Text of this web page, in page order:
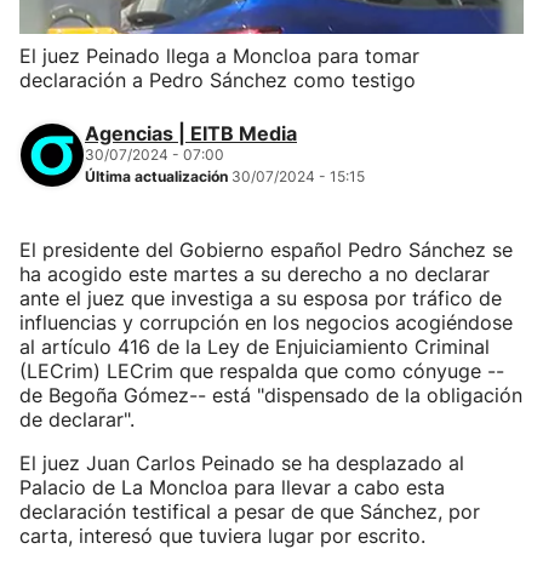
El juez Peinado llega a Moncloa para tomar
declaración a Pedro Sánchez como testigo
Agencias | EITB Media
30/07/2024 - 07:00
Última actualización 30/07/2024 - 15:15
El presidente del Gobierno español Pedro Sánchez se
ha acogido este martes a su derecho a no declarar
ante el juez que investiga a su esposa por tráfico de
influencias y corrupción en los negocios acogiéndose
al artículo 416 de la Ley de Enjuiciamiento Criminal
(LECrim) LECrim que respalda que como cónyuge --
de Begoña Gómez-- está "dispensado de la obligación
de declarar".
El juez Juan Carlos Peinado se ha desplazado al
Palacio de La Moncloa para llevar a cabo esta
declaración testifical a pesar de que Sánchez, por
carta, interesó que tuviera lugar por escrito.